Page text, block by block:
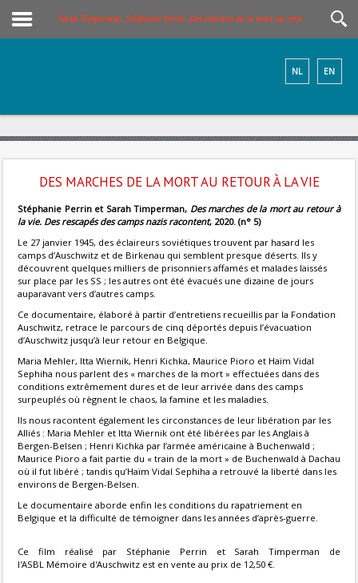
Sarah Timperman, Stéphanie Perrin, Des marches de la mort au retour à la vie. Des
EN
NL
DES MARCHES DE LA MORT AU RETOUR À LA VIE
Stéphanie Perrin et Sarah Timperman, Des marches de la mort au retour à
la vie. Des rescapés des camps nazis racontent, 2020. (n° 5)
Le 27 janvier 1945, des éclaireurs soviétiques trouvent par hasard les
camps d’Auschwitz et de Birkenau qui semblent presque déserts. Ils y
découvrent quelques milliers de prisonniers affamés et malades laissés
sur place par les SS ; les autres ont été évacués une dizaine de jours
auparavant vers d’autres camps.
Ce documentaire, élaboré à partir d’entretiens recueillis par la Fondation
Auschwitz, retrace le parcours de cinq déportés depuis l’évacuation
d’Auschwitz jusqu’à leur retour en Belgique.
Maria Mehler, Itta Wiernik, Henri Kichka, Maurice Pioro et Haïm Vidal
Sephiha nous parlent des « marches de la mort » effectuées dans des
conditions extrêmement dures et de leur arrivée dans des camps
surpeuplés où règnent le chaos, la famine et les maladies.
Ils nous racontent également les circonstances de leur libération par les
Alliés : Maria Mehler et Itta Wiernik ont été libérées par les Anglais à
Bergen-Belsen ; Henri Kichka par l’armée américaine à Buchenwald ;
Maurice Pioro a fait partie du « train de la mort » de Buchenwald à Dachau
où il fut libéré ; tandis qu’Haïm Vidal Sephiha a retrouvé la liberté dans les
environs de Bergen-Belsen.
Le documentaire aborde enfin les conditions du rapatriement en
Belgique et la difficulté de témoigner dans les années d’après-guerre.
Ce film réalisé par Stéphanie Perrin et Sarah Timperman de
l'ASBL Mémoire d'Auschwitz est en vente au prix de 12,50 €.